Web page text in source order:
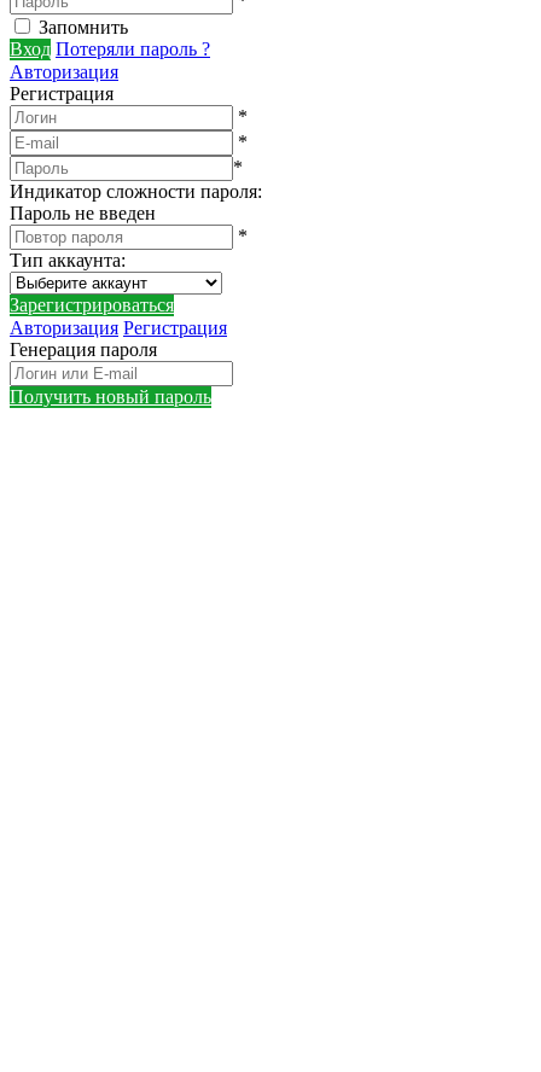
Запомнить
Вход Потеряли пароль ?
Авторизация
Регистрация
*
*
*
Индикатор сложности пароля:
Пароль не введен
*
Тип аккаунта:
Зарегистрироваться
Авторизация Регистрация
Генерация пароля
Получить новый пароль